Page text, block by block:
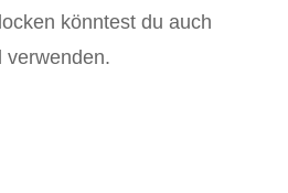
könntest du auch
verwenden.